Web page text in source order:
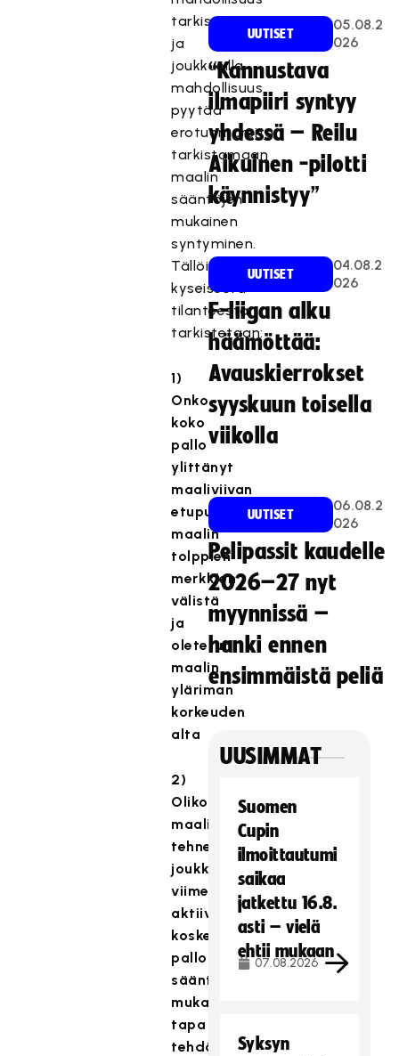
tarkistaa
ja
joukkueilla
mahdollisuus
pyytää
erotuomareita
tarkistamaan
maalin
sääntöjen
mukainen
syntyminen.
Tällöin
kyseisestä
tilanteesta
tarkistetaan:
1)
Onko
koko
pallo
ylittänyt
maaliviivan
etupuolelta
maalin
tolppien
merkkien
välistä
ja
oletetun
maalin
yläriman
korkeuden
alta
2)
Oliko
maalin
tehneen
joukkueen
viimeinen
aktiivinen
kosketus
palloon
sääntöjen
mukainen
tapa
tehdä
UUTISET
05.08.2
026
“Kannustava
ilmapiiri syntyy
yhdessä – Reilu
Aikuinen -pilotti
käynnistyy”
UUTISET
04.08.2
026
F-liigan alku
häämöttää:
Avauskierrokset
syyskuun toisella
viikolla
UUTISET
06.08.2
026
Pelipassit kaudelle
2026–27 nyt
myynnissä –
hanki ennen
ensimmäistä peliä
UUSIMMAT
Suomen
Cupin
ilmoittautumi
saikaa
jatkettu 16.8.
asti – vielä
ehtii mukaan
07.08.2026
Syksyn